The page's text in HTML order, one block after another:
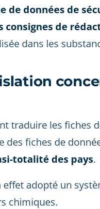
de données de
consignes de
dans les
traduire les fiches
des fiches de
totalité des pays.
effet adopté un
chimiques.